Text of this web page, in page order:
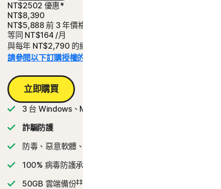
NT$2502 優惠*
NT$8,390
NT$5,888 前 3 年價格
等同 NT$164 /月
與每年 NT$2,790 的續購費用相比可省下的金額。
請參閱以下訂購授權的詳細資料。*
立即購買
3 台 Windows、Mac、平板電腦或手機
詐騙防護
防毒、惡意軟體、勒索軟體和駭客防護
100% 病毒防護承諾
50GB 雲端備份‡‡,4